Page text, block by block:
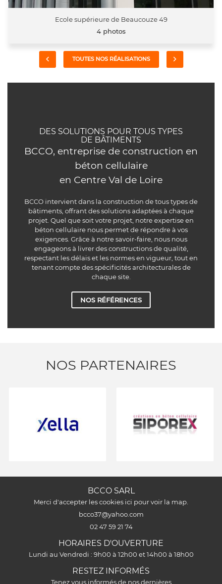
Ecole supérieure de Beaucouze 49
4 photos
TOUTES NOS RÉALISATIONS
DES SOLUTIONS POUR TOUS TYPES
DE BÂTIMENTS
BCCO, entreprise de construction en
béton cellulaire
en Centre Val de Loire
BCCO intervient dans la construction de tous types de
bâtiments, offrant des solutions adaptées à chaque
projet. Quel que soit votre projet, notre expertise en
béton cellulaire nous permet de répondre à vos
exigences. Grâce à notre savoir-faire, nous nous
engageons à livrer des constructions de qualité,
respectant les délais et les normes en vigueur, tout en
tenant compte des spécificités architecturales de
chaque site.
NOS RÉFÉRENCES
NOS PARTENAIRES
BCCO SARL
Merci d'accepter les cookies ici pour voir la map.
02 47 59 21 74
HORAIRES D'OUVERTURE
Lundi au Vendredi : 9h00 à 12h00 et 14h00 à 18h00
RESTEZ INFORMÉS
Tenez vous informés de nos dernières